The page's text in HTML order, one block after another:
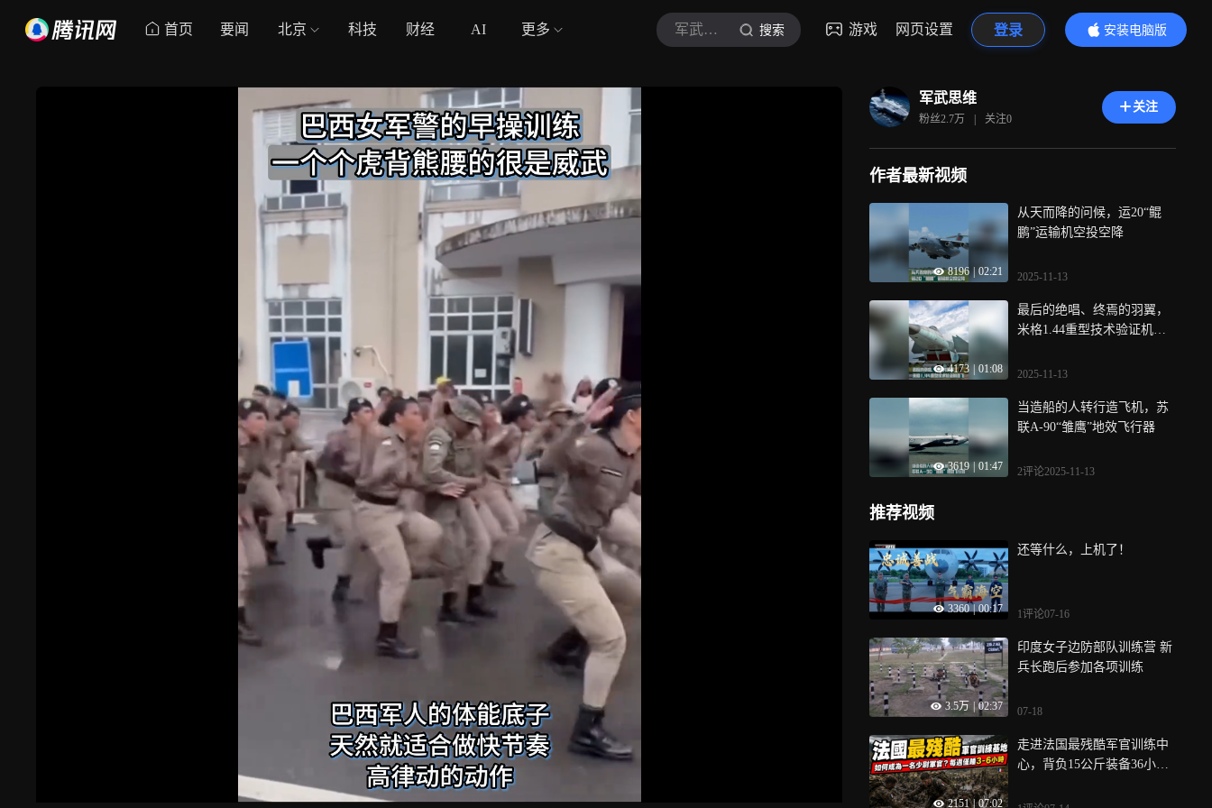
首页 要闻 北京 科技 财经 AI 更多 军武思维 搜索 游戏 网页设置 登录
安装电脑版
内容更精彩
军武思维
粉丝2.7万 | 关注0
关注
作者最新视频
8196 02:21
从天而降的问候，运20“鲲
鹏”运输机空投空降
2025-11-13
4173 01:08
最后的绝唱、终焉的羽翼，
米格1.44重型技术验证机首
2025-11-13
3619 01:47
当造船的人转行造飞机，苏
联A-90“雏鹰”地效飞行器
2评论2025-11-13
推荐视频
3360 | 00:17
还等什么，上机了！
1评论07-16
3.5万 02:37
印度女子边防部队训练营 新
兵长跑后参加各项训练
07-18
2151 | 07:02
走进法国最残酷军官训练中
心，背负15公斤装备36小时